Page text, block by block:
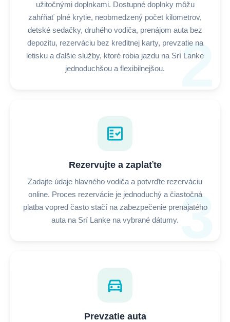
2
užitočnými doplnkami. Dostupné doplnky môžu
zahŕňať plné krytie, neobmedzený počet kilometrov,
detské sedačky, druhého vodiča, prenájom auta bez
depozitu, rezerváciu bez kreditnej karty, prevzatie na
letisku a ďalšie služby, ktoré robia jazdu na Srí Lanke
jednoduchšou a flexibilnejšou.
3
fact_check
Rezervujte a zaplaťte
Zadajte údaje hlavného vodiča a potvrďte rezerváciu
online. Proces rezervácie je jednoduchý a čiastočná
platba vopred často stačí na zabezpečenie prenajatého
auta na Srí Lanke na vybrané dátumy.
directions_car
Prevzatie auta